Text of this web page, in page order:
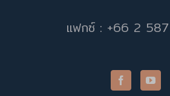
แฟกซ์ : +66 2